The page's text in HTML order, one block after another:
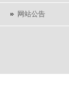
网站公告